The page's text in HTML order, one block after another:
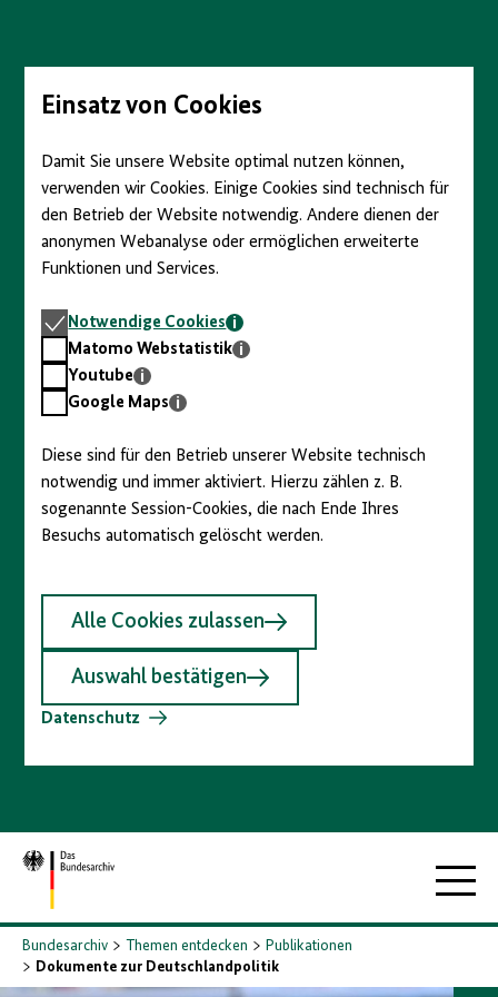
Seiteninhalt
springenEinsatz von Cookies
Damit Sie unsere Website optimal nutzen können,
verwenden wir Cookies. Einige Cookies sind technisch für
den Betrieb der Website notwendig. Andere dienen der
anonymen Webanalyse oder ermöglichen erweiterte
Funktionen und Services.
Notwendige
Cookies
Notwendige Cookies
Matomo
Webstatistik
Matomo Webstatistik
Youtube
Youtube
GoogleGoogle Maps
Diese sind für den Betrieb unserer Website technisch
notwendig und immer aktiviert. Hierzu zählen z. B.
sogenannte Session-Cookies, die nach Ende Ihres
Besuchs automatisch gelöscht werden.
Alle Cookies zulassen
Auswahl bestätigen
Datenschutz
Zur
Startseite
Bundesarchiv Themen entdecken
Publikationen
Dokumente zur Deutschlandpolitik